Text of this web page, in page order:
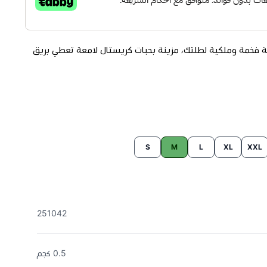
فخمة وملكية لطلتك، مزينة بحبات كريستال لامعة تعطي بريق
نقطة.
XXL
XL
L
M
S
251042
0.5 كجم